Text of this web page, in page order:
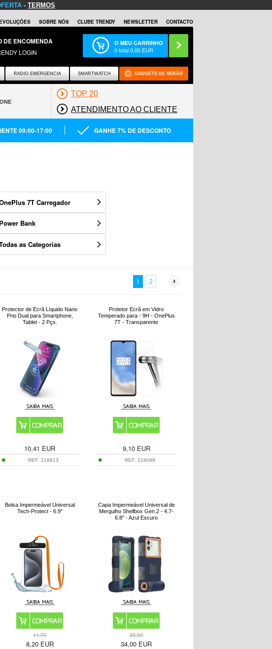
- TERMOS
SOBRE NÓS CLUBE TRENDY NEWSLETTER CONTACTO
DE ENCOMENDA
LOGIN
O MEU CARRINHO
0total0,00 EUR
RADIO EMERGENCIA SMARTWATCH GADGETS DE VERÃO
TOP 20
ATENDIMENTO AO CLIENTE
09:00-17:00 GANHE 7% DE DESCONTO
7T Carregador
Power Bank
as Categorias
1 2
Protector de Ecrã Líquido Nano
Prio Dual para Smartphone,
Tablet - 2 Pçs.
10,41 EUR
REF:218813
Protetor Ecrã em Vidro
Temperado para - 9H - OnePlus
7T - Transparente
9,10EUR
REF:218099
Bolsa Impermeável Universal
Tech-Protect - 6.9"
11,70
8,20EUR
Capa Impermeável Universal de
Mergulho Shellbox Gen.2 - 4.7-
6.8" - Azul Escuro
35,50
34,00 EUR